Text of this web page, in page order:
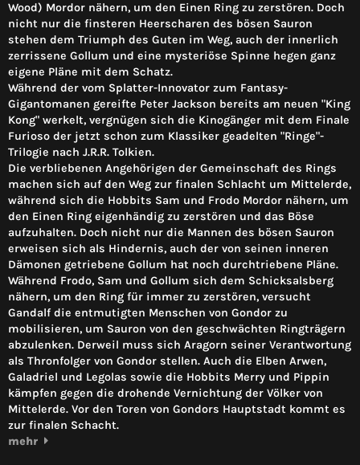
Wood) Mordor nähern, um den Einen Ring zu zerstören. Doch
nicht nur die finsteren Heerscharen des bösen Sauron
stehen dem Triumph des Guten im Weg, auch der innerlich
zerrissene Gollum und eine mysteriöse Spinne hegen ganz
eigene Pläne mit dem Schatz.
Während der vom Splatter-Innovator zum Fantasy-
Gigantomanen gereifte Peter Jackson bereits am neuen "King
Kong" werkelt, vergnügen sich die Kinogänger mit dem Finale
Furioso der jetzt schon zum Klassiker geadelten "Ringe"-
Trilogie nach J.R.R. Tolkien.
Die verbliebenen Angehörigen der Gemeinschaft des Rings
machen sich auf den Weg zur finalen Schlacht um Mittelerde,
während sich die Hobbits Sam und Frodo Mordor nähern, um
den Einen Ring eigenhändig zu zerstören und das Böse
aufzuhalten. Doch nicht nur die Mannen des bösen Sauron
erweisen sich als Hindernis, auch der von seinen inneren
Dämonen getriebene Gollum hat noch durchtriebene Pläne.
Während Frodo, Sam und Gollum sich dem Schicksalsberg
nähern, um den Ring für immer zu zerstören, versucht
Gandalf die entmutigten Menschen von Gondor zu
mobilisieren, um Sauron von den geschwächten Ringträgern
abzulenken. Derweil muss sich Aragorn seiner Verantwortung
als Thronfolger von Gondor stellen. Auch die Elben Arwen,
Galadriel und Legolas sowie die Hobbits Merry und Pippin
kämpfen gegen die drohende Vernichtung der Völker von
Mittelerde. Vor den Toren von Gondors Hauptstadt kommt es
zur finalen Schacht.
mehr